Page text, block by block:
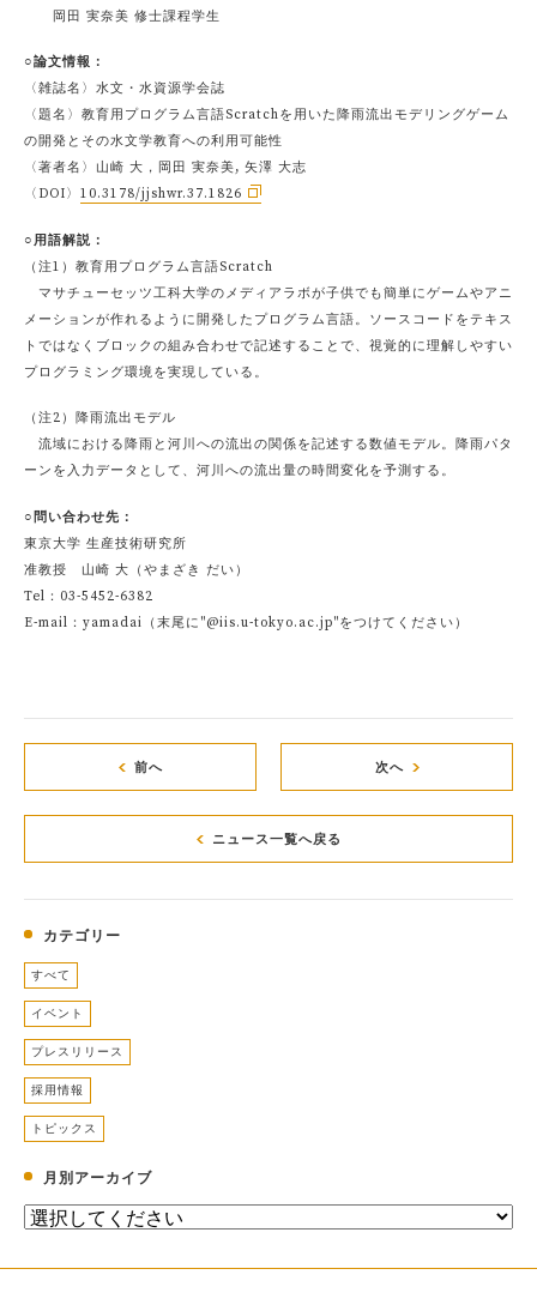
岡田 実奈美 修士課程学生
○論文情報：
〈雑誌名〉水文・水資源学会誌
〈題名〉教育用プログラム言語Scratchを用いた降雨流出モデリングゲーム
の開発とその水文学教育への利用可能性
〈著者名〉山崎 大，岡田 実奈美, 矢澤 大志
〈DOI〉 10.3178/jjshwr.37.1826
○用語解説：
（注1）教育用プログラム言語Scratch
マサチューセッツ工科大学のメディアラボが子供でも簡単にゲームやアニ
メーションが作れるように開発したプログラム言語。ソースコードをテキス
トではなくブロックの組み合わせで記述することで、視覚的に理解しやすい
プログラミング環境を実現している。
（注2）降雨流出モデル
流域における降雨と河川への流出の関係を記述する数値モデル。降雨パタ
ーンを入力データとして、河川への流出量の時間変化を予測する。
○問い合わせ先：
東京大学 生産技術研究所
准教授 山崎 大（やまざき だい）
Tel：03-5452-6382
E-mail：yamadai（末尾に"@iis.u-tokyo.ac.jp"をつけてください）
前へ 次へ
ニュース一覧へ戻る
カテゴリー
すべて
イベント
プレスリリース
採用情報
トピックス
月別アーカイブ